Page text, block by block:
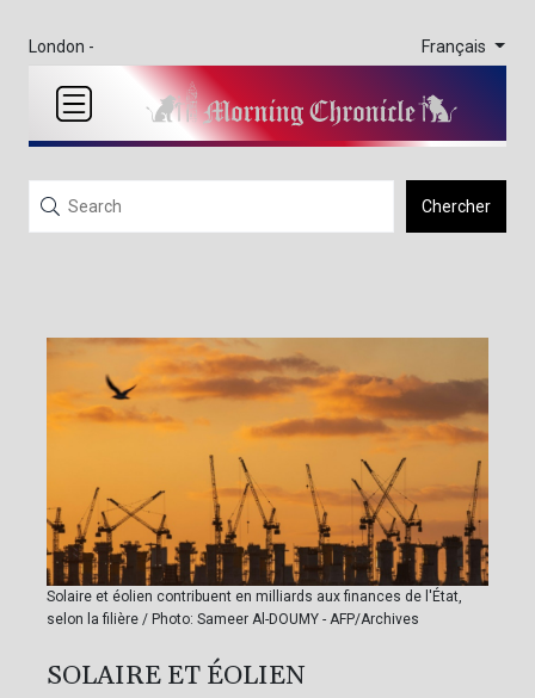
London - Français
Chercher
Solaire et éolien contribuent en milliards aux finances de l'État,
selon la filière / Photo: Sameer Al-DOUMY - AFP/Archives
SOLAIRE ET ÉOLIEN